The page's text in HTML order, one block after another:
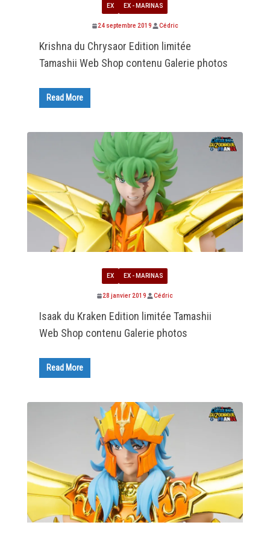
EX EX - MARINAS
24 septembre 2019 Cédric
Krishna du Chrysaor Edition limitée
Tamashii Web Shop contenu Galerie photos
Read More
EX EX - MARINAS
28 janvier 2019 Cédric
Isaak du Kraken Edition limitée Tamashii
Web Shop contenu Galerie photos
Read More